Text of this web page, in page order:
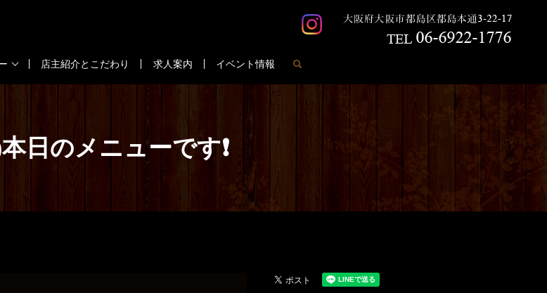
店主紹介とこだわり 求人案内 イベント情報
日のメニューです❗